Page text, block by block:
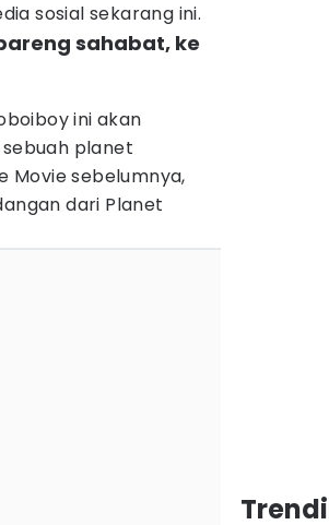
sosial sekarang ini.
sahabat, ke
ini akan
planet
Movie sebelumnya,
dari Planet